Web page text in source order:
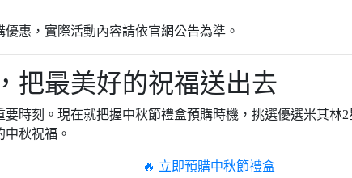
惠，實際活動內容請依官網公告為準。
把最美好的祝福送出去
時刻。現在就把握中秋節禮盒預購時機，挑選優選米其林
秋祝福。
🔥 立即預購中秋節禮盒